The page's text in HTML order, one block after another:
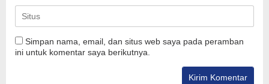
Simpan nama, email, dan situs web saya pada peramban
ini untuk komentar saya berikutnya.